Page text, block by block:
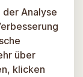
Analyse
über
klicken